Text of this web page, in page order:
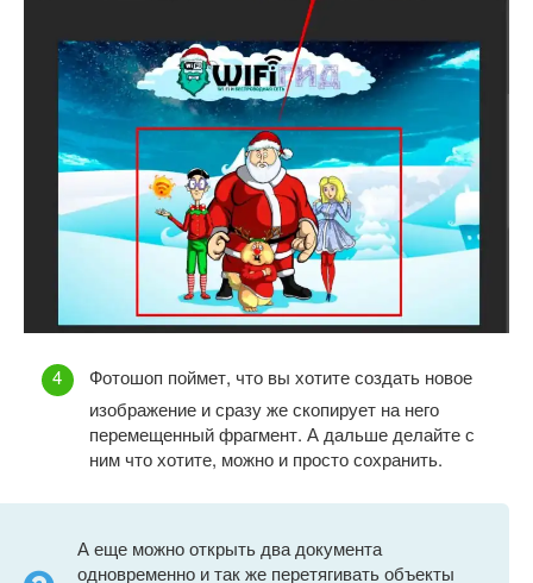
Фотошоп поймет, что вы хотите создать новое
изображение и сразу же скопирует на него
перемещенный фрагмент. А дальше делайте с
ним что хотите, можно и просто сохранить.
А еще можно открыть два документа
одновременно и так же перетягивать объекты